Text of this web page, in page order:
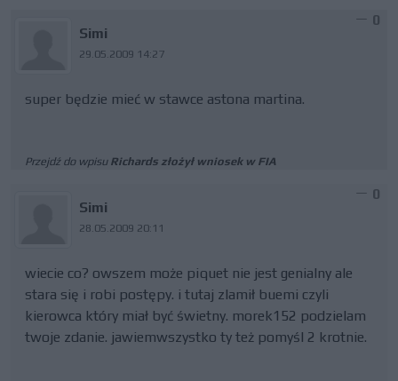
Simi
29.05.2009 14:27
0
super będzie mieć w stawce astona martina.
Przejdź do wpisu Richards złożył wniosek w FIA
Simi
28.05.2009 20:11
0
wiecie co? owszem może piquet nie jest genialny ale
stara się i robi postępy. i tutaj zlamił buemi czyli
kierowca który miał być świetny. morek152 podzielam
twoje zdanie. jawiemwszystko ty też pomyśl 2 krotnie.